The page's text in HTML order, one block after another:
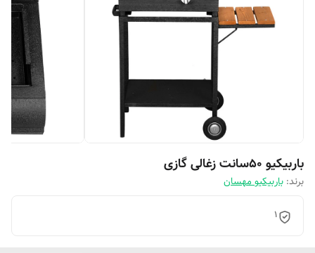
باربیکیو 50سانت زغالی گازی
برند: باربیکیو مهسان
1